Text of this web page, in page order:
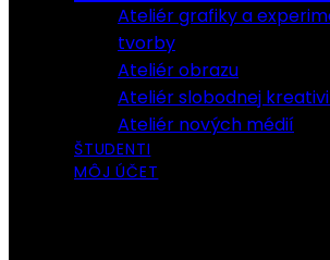
Ateliér grafiky a
tvorby
Ateliér obrazu
Ateliér slobodnej
Ateliér nových médií
ŠTUDENTI
MÔJ ÚČET